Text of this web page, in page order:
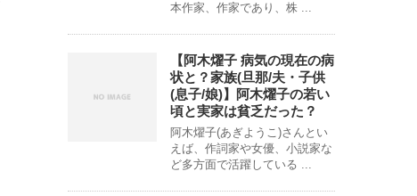
本作家、作家であり、株 ...
【阿木燿子 病気の現在の病
状と？家族(旦那/夫・子供
(息子/娘)】阿木燿子の若い
頃と実家は貧乏だった？
阿木燿子(あぎようこ)さんとい
えば、作詞家や女優、小説家な
ど多方面で活躍している ...